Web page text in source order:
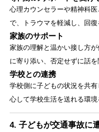
心理カウンセラーや精神科
で、トラウマを軽減し、回復
家族のサポート
家族の理解と温かい接し方
に寄り添い、否定せずに話を
学校との連携
学校側に子どもの状況を共
心して学校生活を送れる環境
4. 子どもが交通事故に